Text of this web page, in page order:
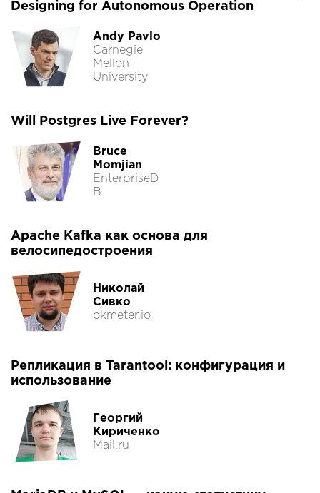
Designing for Autonomous Operation
Andy Pavlo
Carnegie
Mellon
University
Will Postgres Live Forever?
Bruce
Momjian
EnterpriseD
B
Apache Kafka как основа для
велосипедостроения
Николай
Сивко
okmeter.io
Репликация в Tarantool: конфигурация и
использование
Георгий
Кириченко
Mail.ru